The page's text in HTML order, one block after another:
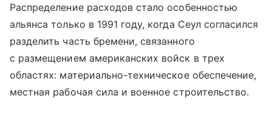
Распределение расходов стало особенностью
альянса только в 1991 году, когда Сеул согласился
разделить часть бремени, связанного
с размещением американских войск в трех
областях: материально-техническое обеспечение,
местная рабочая сила и военное строительство.